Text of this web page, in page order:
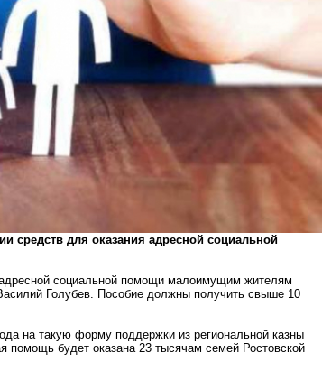
средств для оказания адресной социальной
социальной помощи малоимущим жителям
Голубев. Пособие должны получить свыше 10
на такую форму поддержки из региональной казны
помощь будет оказана 23 тысячам семей Ростовской